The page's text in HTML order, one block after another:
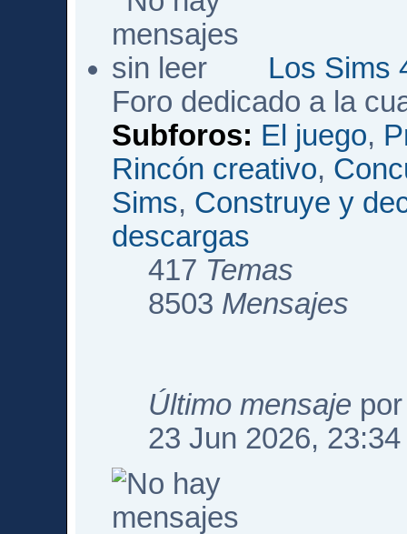
Los Sims
Foro dedicado a la
Subforos: El juego,
Rincón creativo,
Sims, Construye y
descargas
417 Temas
8503 Mensajes
Último mensaje
23 Jun 2026, 23:34